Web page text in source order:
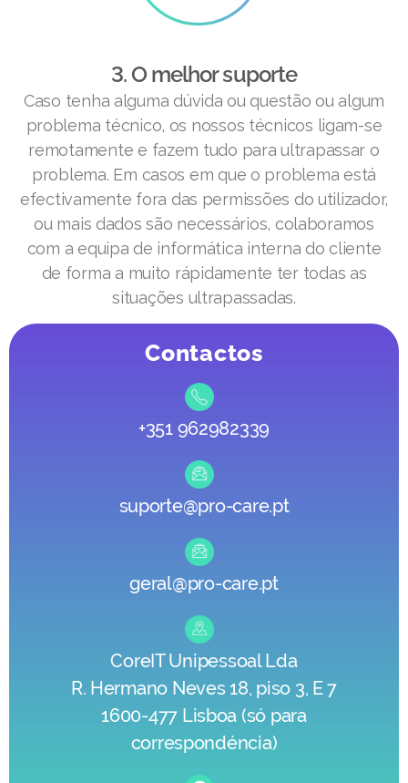
3. O melhor suporte
Caso tenha alguma dúvida ou questão ou algum
problema técnico, os nossos técnicos ligam-se
remotamente e fazem tudo para ultrapassar o
problema. Em casos em que o problema está
efectivamente fora das permissões do utilizador,
ou mais dados são necessários, colaboramos
com a equipa de informática interna do cliente
de forma a muito rápidamente ter todas as
situações ultrapassadas.
Contactos
+351 962982339
suporte@pro-care.pt
geral@pro-care.pt
CoreIT Unipessoal Lda
R. Hermano Neves 18, piso 3, E 7
1600-477 Lisboa (só para
correspondéncia)